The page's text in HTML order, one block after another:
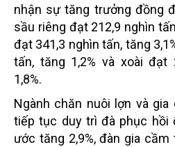
nhận sự tăng trưởng đồng
sầu riêng đạt 212,9 nghìn
đạt 341,3 nghìn tấn, tăng
tấn, tăng 1,2% và xoài đạt
1,8%.
Ngành chăn nuôi lợn và
tiếp tục duy trì đà phục hồi
ước tăng 2,9%, đàn gia